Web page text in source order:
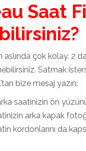
Saat
aslında çok kolay. 2
Satmak
bize mesaj yazın:
saatinizin ön
arka kapak
kordonlarını da